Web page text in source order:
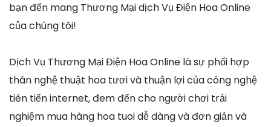
bạn đến mang Thương Mại dịch Vụ Điện Hoa Online
của chúng tôi!
Dịch Vụ Thương Mại Điện Hoa Online là sự phối hợp
thân nghệ thuật hoa tươi và thuận lợi của công nghệ
tiên tiến internet, đem đến cho người chơi trải
nghiệm mua hàng hoa tuoi dễ dàng và đơn giản và